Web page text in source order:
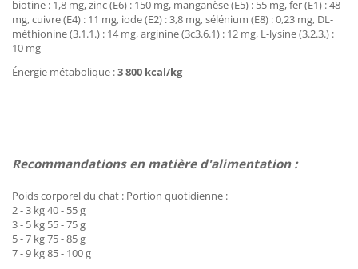
biotine : 1,8 mg, zinc (E6) : 150 mg, manganèse (E5) : 55 mg, fer (E1) : 48
mg, cuivre (E4) : 11 mg, iode (E2) : 3,8 mg, sélénium (E8) : 0,23 mg, DL-
méthionine (3.1.1.) : 14 mg, arginine (3c3.6.1) : 12 mg, L-lysine (3.2.3.) :
10 mg
Énergie métabolique :3 800 kcal/kg
Recommandations en matière d'alimentation :
Poids corporel du chat : Portion quotidienne :
2 - 3 kg 40 - 55 g
3 - 5 kg 55 - 75 g
5 - 7 kg 75 - 85 g
7 - 9 kg 85 - 100 g